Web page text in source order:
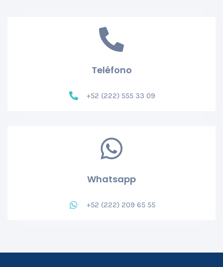
Teléfono
+52 (222) 555 33 09
Whatsapp
+52 (222) 209 65 55